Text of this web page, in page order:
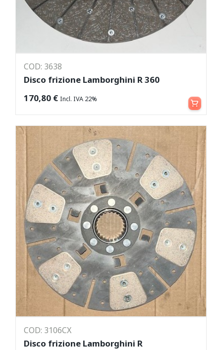
COD: 3638
Disco frizione Lamborghini R 360
170,80 € Incl. IVA 22% Aggiungi al carrello
COD: 3106CX
Disco frizione Lamborghini R